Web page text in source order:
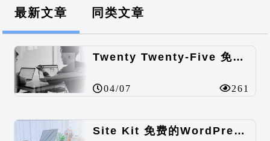
最新文章 同类文章
Twenty Twenty-Five 免费的WordPress内容主题
04/07 261
Site Kit 免费的WordPress数据统计插件